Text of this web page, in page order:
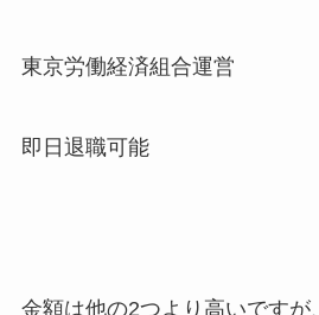
東京労働経済組合運営
即日退職可能
金額は他の2つより高いですが